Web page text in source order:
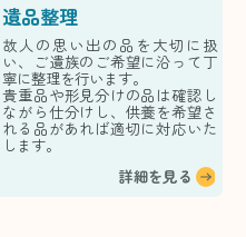
遺品整理
故人の思い出の品を大切に扱
い、ご遺族のご希望に沿って丁
寧に整理を行います。
貴重品や形見分けの品は確認し
ながら仕分けし、供養を希望さ
れる品があれば適切に対応いた
します。
詳細を見る